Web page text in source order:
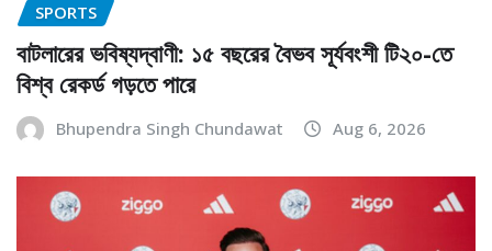
SPORTS
বাটলারের ভবিষ্যদ্বাণী: ১৫ বছরের বৈভব সূর্যবংশী টি২০-তে
বিশ্ব রেকর্ড গড়তে পারে
Bhupendra Singh Chundawat Aug 6, 2026